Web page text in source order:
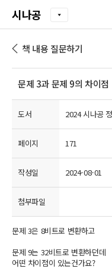
시나공
책 내용 질문하기
문제 3과 문제 9의 차이점
도서 2024 시나공
페이지 171
작성일 2024-08-01
첨부파일
문제 3은 8비트로 변환하고
문제 9는 32비트로 변환하던데
어떤 차이점이 있는건가요?